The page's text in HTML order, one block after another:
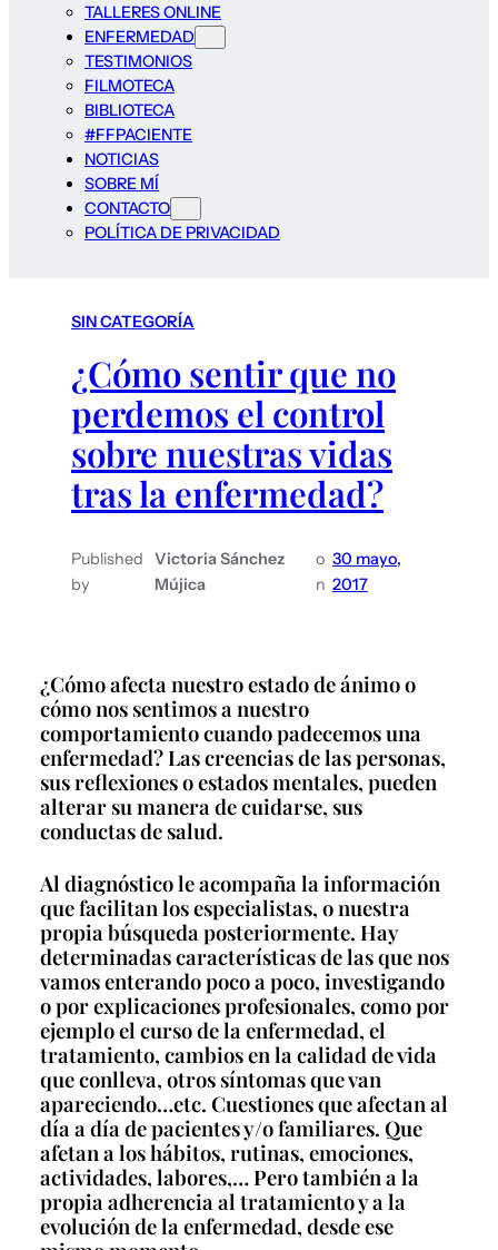
TALLERES ONLINE
ENFERMEDAD
TESTIMONIOS
FILMOTECA
BIBLIOTECA
#FFPACIENTE
NOTICIAS
SOBRE MÍ
CONTACTO
POLÍTICA DE PRIVACIDAD
SIN CATEGORÍA
¿Cómo sentir que no
perdemos el control
sobre nuestras vidas
tras la enfermedad?
Published
by
Victoria Sánchez
Mújica
o
n
30 mayo,
2017
¿Cómo afecta nuestro estado de ánimo o
cómo nos sentimos a nuestro
comportamiento cuando padecemos una
enfermedad? Las creencias de las personas,
sus reflexiones o estados mentales, pueden
alterar su manera de cuidarse, sus
conductas de salud.
Al diagnóstico le acompaña la información
que facilitan los especialistas, o nuestra
propia búsqueda posteriormente. Hay
determinadas características de las que nos
vamos enterando poco a poco, investigando
o por explicaciones profesionales, como por
ejemplo el curso de la enfermedad, el
tratamiento, cambios en la calidad de vida
que conlleva, otros síntomas que van
apareciendo…etc. Cuestiones que afectan al
día a día de pacientes y/o familiares. Que
afetan a los hábitos, rutinas, emociones,
actividades, labores,… Pero también a la
propia adherencia al tratamiento y a la
evolución de la enfermedad, desde ese